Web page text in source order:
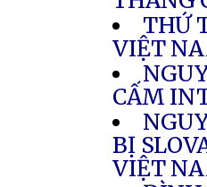
THỨ
VIỆT
CẤM
BỊ
VIỆT